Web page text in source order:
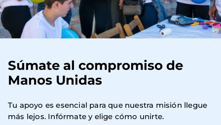
Súmate al compromiso de
Manos Unidas
Tu apoyo es esencial para que nuestra misión llegue
más lejos. Infórmate y elige cómo unirte.